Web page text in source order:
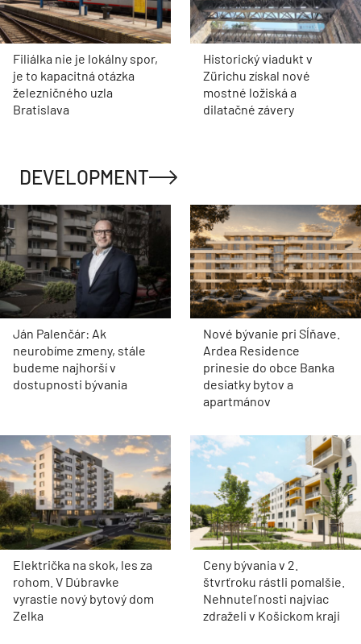
Filiálka nie je lokálny spor,
je to kapacitná otázka
železničného uzla
Bratislava
Historický viadukt v
Zürichu získal nové
mostné ložiská a
dilatačné závery
DEVELOPMENT
Ján Palenčár: Ak
neurobíme zmeny, stále
budeme najhorší v
dostupnosti bývania
Nové bývanie pri Sĺňave.
Ardea Residence
prinesie do obce Banka
desiatky bytov a
apartmánov
Električka na skok, les za
rohom. V Dúbravke
vyrastie nový bytový dom
Zelka
Ceny bývania v 2.
štvrťroku rástli pomalšie.
Nehnuteľnosti najviac
zdraželi v Košickom kraji